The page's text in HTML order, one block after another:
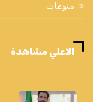
منوعات
الاعلي مشاهدة